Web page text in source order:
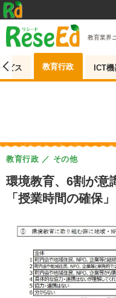
教育業界
ビス 教育行政 ICT機
環境教育、6割が
「授業時間の確保
教育行政 その他